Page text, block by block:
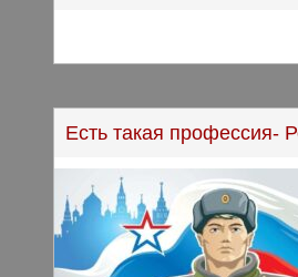
Есть такая профессия-